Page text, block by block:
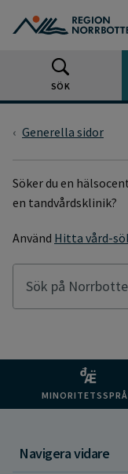
SÖK
Generella sidor
SÖKSIDA
Söker du en
en tandvårdsklinik?
Använd Hitta vård-
Sök på
Navigera vidare